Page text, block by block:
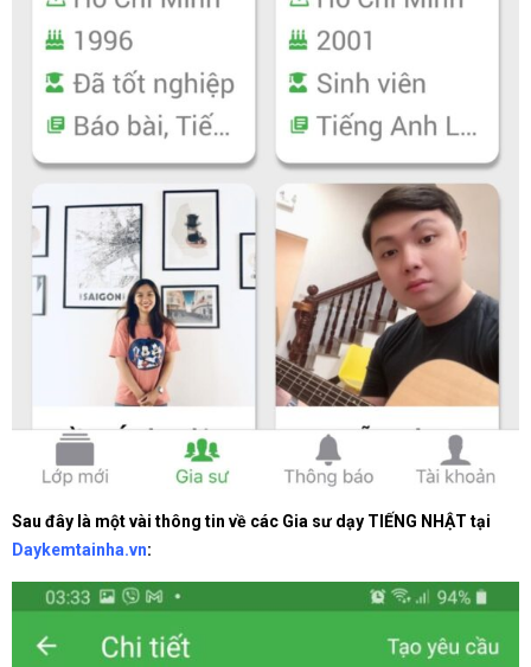
Sau đây là một vài thông tin về các Gia sư dạy TIẾNG NHẬT tại
Daykemtainha.vn: